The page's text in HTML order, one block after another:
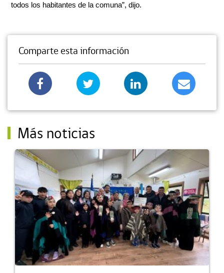
todos los habitantes de la comuna”, dijo.
Comparte esta información
Más noticias